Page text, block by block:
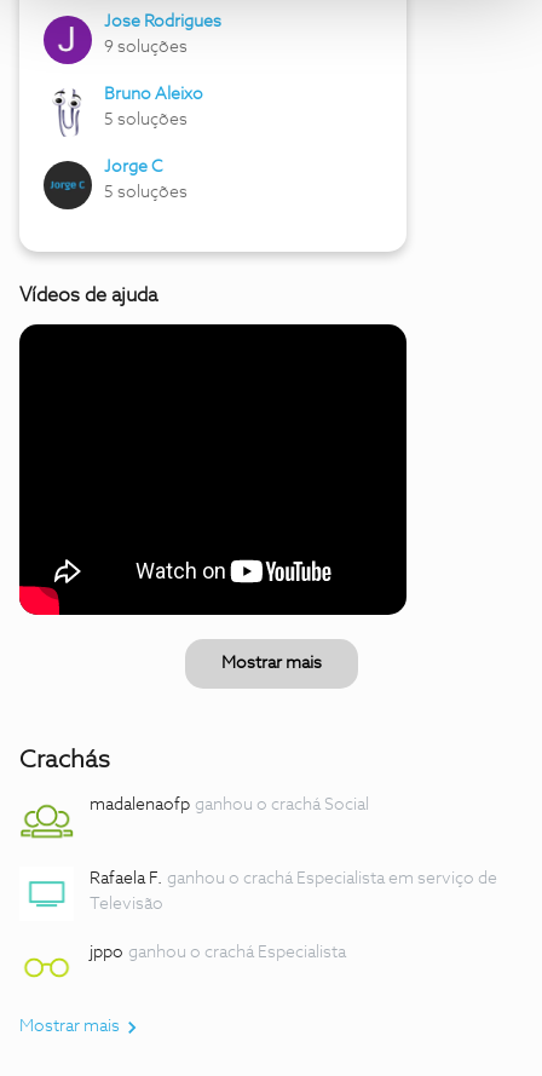
Jose Rodrigues
9 soluções
Bruno Aleixo
5 soluções
Jorge C
5 soluções
Vídeos de ajuda
Mostrar mais
Crachás
madalenaofp ganhou o crachá Social
Rafaela F. ganhou o crachá Especialista em serviço de
Televisão
jppo ganhou o crachá Especialista
Mostrar mais